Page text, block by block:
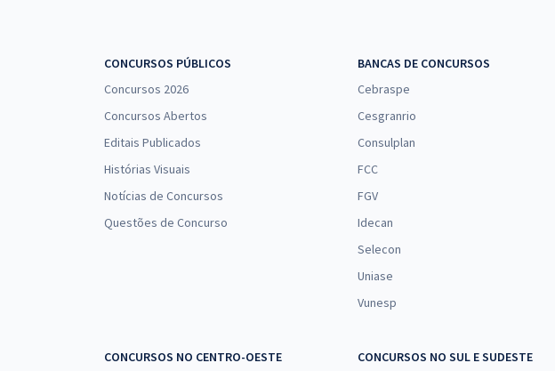
CONCURSOS PÚBLICOS
Concursos 2026
Concursos Abertos
Editais Publicados
Histórias Visuais
Notícias de Concursos
Questões de Concurso
BANCAS DE CONCURSOS
Cebraspe
Cesgranrio
Consulplan
FCC
FGV
Idecan
Selecon
Uniase
Vunesp
CONCURSOS NO CENTRO-OESTE
CONCURSOS NO SUL E SUDESTE